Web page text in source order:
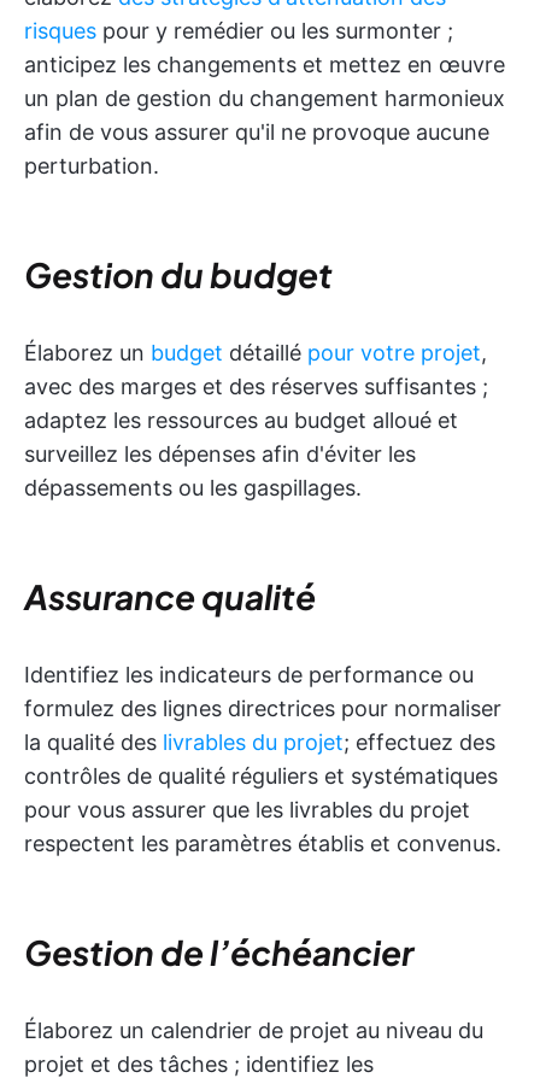
risques pour y remédier ou les surmonter ;
anticipez les changements et mettez en œuvre
un plan de gestion du changement harmonieux
afin de vous assurer qu'il ne provoque aucune
perturbation.
Gestion du budget
Élaborez un budget détaillé pour votre projet,
avec des marges et des réserves suffisantes ;
adaptez les ressources au budget alloué et
surveillez les dépenses afin d'éviter les
dépassements ou les gaspillages.
Assurance qualité
Identifiez les indicateurs de performance ou
formulez des lignes directrices pour normaliser
la qualité des livrables du projet; effectuez des
contrôles de qualité réguliers et systématiques
pour vous assurer que les livrables du projet
respectent les paramètres établis et convenus.
Gestion de l’échéancier
Élaborez un calendrier de projet au niveau du
projet et des tâches ; identifiez les